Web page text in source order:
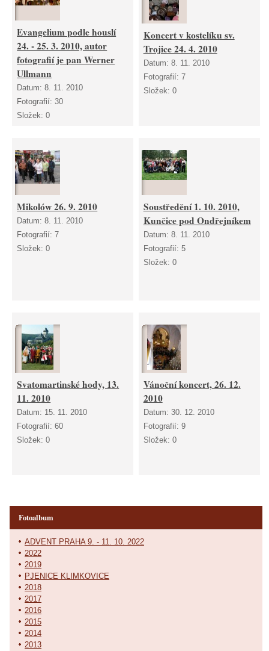
Evangelium podle houslí
24. - 25. 3. 2010, autor
fotografií je pan Werner
Ullmann
Datum:8. 11. 2010
Fotografií:30
Složek:0
Koncert v kostelíku sv.
Trojice 24. 4. 2010
Datum: 8. 11. 2010
Fotografií: 7
Složek: 0
Mikolów 26. 9. 2010
Datum:8. 11. 2010
Fotografií:7
Složek:0
Soustředění 1. 10. 2010,
Kunčice pod Ondřejníkem
Datum: 8. 11. 2010
Fotografií: 5
Složek: 0
Svatomartinské hody, 13.
11. 2010
Datum: 15. 11. 2010
Fotografií:60
Složek:0
Vánoční koncert, 26. 12.
2010
Datum: 30. 12. 2010
Fotografií: 9
Složek: 0
Fotoalbum
ADVENT PRAHA 9. - 11. 10. 2022
2022
2019
PJENICE KLIMKOVICE
2018
2017
2016
2015
2014
2013